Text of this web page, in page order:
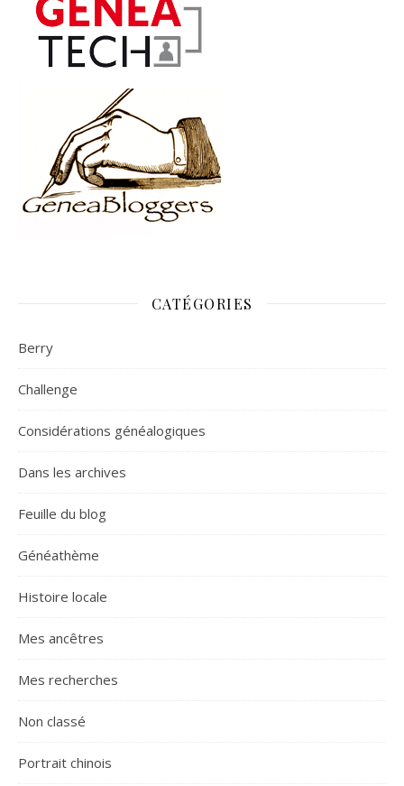
CATÉGORIES
Berry
Challenge
Considérations généalogiques
Dans les archives
Feuille du blog
Généathème
Histoire locale
Mes ancêtres
Mes recherches
Non classé
Portrait chinois